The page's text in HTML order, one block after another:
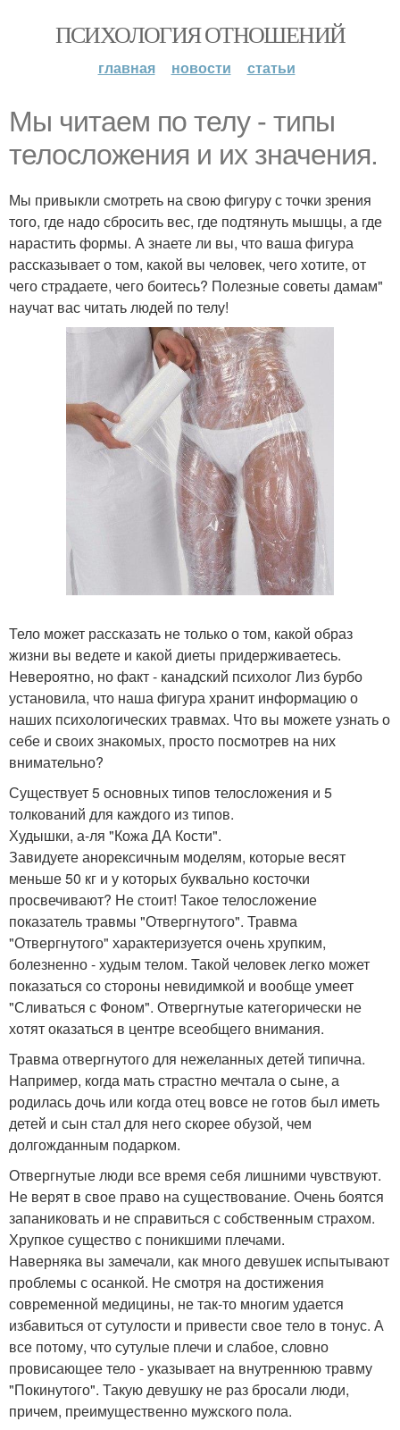
ПСИХОЛОГИЯ ОТНОШЕНИЙ
главная новости статьи
Мы читаем по телу - типы
телосложения и их значения.
Мы привыкли смотреть на свою фигуру с точки зрения
того, где надо сбросить вес, где подтянуть мышцы, а где
нарастить формы. А знаете ли вы, что ваша фигура
рассказывает о том, какой вы человек, чего хотите, от
чего страдаете, чего боитесь? Полезные советы дамам"
научат вас читать людей по телу!
Тело может рассказать не только о том, какой образ
жизни вы ведете и какой диеты придерживаетесь.
Невероятно, но факт - канадский психолог Лиз бурбо
установила, что наша фигура хранит информацию о
наших психологических травмах. Что вы можете узнать о
себе и своих знакомых, просто посмотрев на них
внимательно?
Существует 5 основных типов телосложения и 5
толкований для каждого из типов.
Худышки, а-ля "Кожа ДА Кости".
Завидуете анорексичным моделям, которые весят
меньше 50 кг и у которых буквально косточки
просвечивают? Не стоит! Такое телосложение
показатель травмы "Отвергнутого". Травма
"Отвергнутого" характеризуется очень хрупким,
болезненно - худым телом. Такой человек легко может
показаться со стороны невидимкой и вообще умеет
"Сливаться с Фоном". Отвергнутые категорически не
хотят оказаться в центре всеобщего внимания.
Травма отвергнутого для нежеланных детей типична.
Например, когда мать страстно мечтала о сыне, а
родилась дочь или когда отец вовсе не готов был иметь
детей и сын стал для него скорее обузой, чем
долгожданным подарком.
Отвергнутые люди все время себя лишними чувствуют.
Не верят в свое право на существование. Очень боятся
запаниковать и не справиться с собственным страхом.
Хрупкое существо с поникшими плечами.
Наверняка вы замечали, как много девушек испытывают
проблемы с осанкой. Не смотря на достижения
современной медицины, не так-то многим удается
избавиться от сутулости и привести свое тело в тонус. А
все потому, что сутулые плечи и слабое, словно
провисающее тело - указывает на внутреннюю травму
"Покинутого". Такую девушку не раз бросали люди,
причем, преимущественно мужского пола.